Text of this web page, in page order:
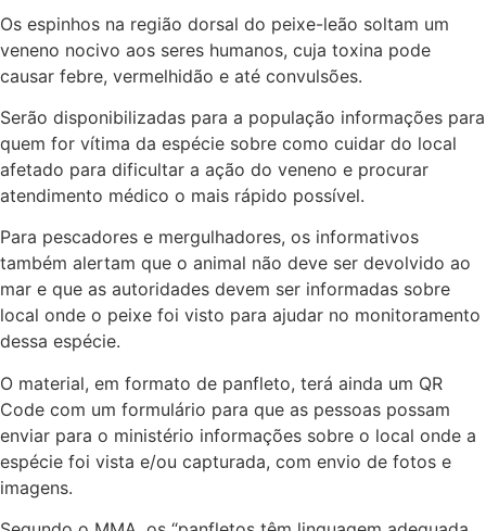
Os espinhos na região dorsal do peixe-leão soltam um
veneno nocivo aos seres humanos, cuja toxina pode
causar febre, vermelhidão e até convulsões.
Serão disponibilizadas para a população informações para
quem for vítima da espécie sobre como cuidar do local
afetado para dificultar a ação do veneno e procurar
atendimento médico o mais rápido possível.
Para pescadores e mergulhadores, os informativos
também alertam que o animal não deve ser devolvido ao
mar e que as autoridades devem ser informadas sobre
local onde o peixe foi visto para ajudar no monitoramento
dessa espécie.
O material, em formato de panfleto, terá ainda um QR
Code com um formulário para que as pessoas possam
enviar para o ministério informações sobre o local onde a
espécie foi vista e/ou capturada, com envio de fotos e
imagens.